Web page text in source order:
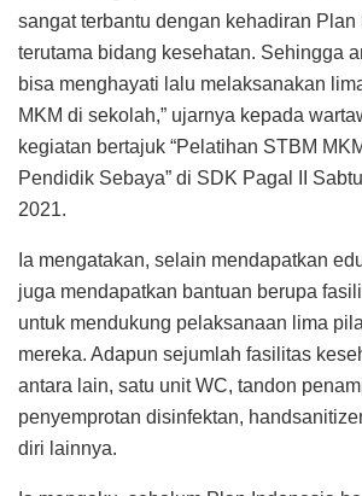
sangat terbantu dengan kehadiran Plan
terutama bidang kesehatan. Sehingga
bisa menghayati lalu melaksanakan
MKM di sekolah,” ujarnya kepada
kegiatan bertajuk “Pelatihan STBM
Pendidik Sebaya” di SDK Pagal II
2021.
Ia mengatakan, selain mendapatkan
juga mendapatkan bantuan berupa
untuk mendukung pelaksanaan lima
mereka. Adapun sejumlah fasilitas
antara lain, satu unit WC, tandon
penyemprotan disinfektan,
diri lainnya.